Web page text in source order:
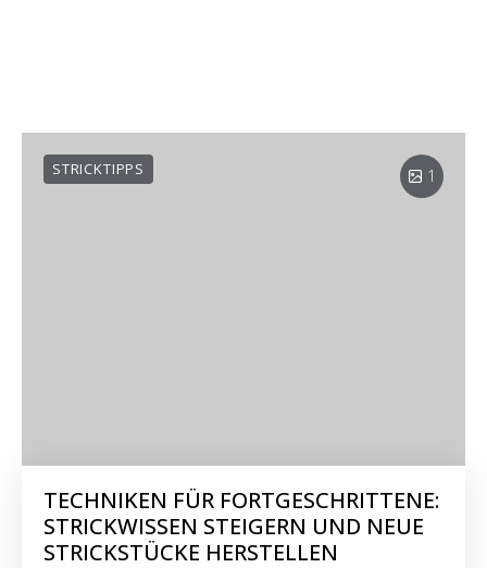
1
STRICKTIPPS
TECHNIKEN FÜR FORTGESCHRITTENE:
STRICKWISSEN STEIGERN UND NEUE
STRICKSTÜCKE HERSTELLEN